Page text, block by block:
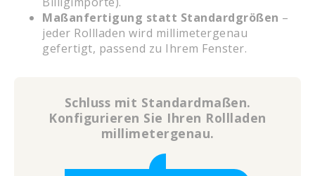
Maßanfertigung statt Standardgrößen –
jeder Rollladen wird millimetergenau
gefertigt, passend zu Ihrem Fenster.
Schluss mit Standardmaßen.
Konfigurieren Sie Ihren Rollladen
millimetergenau.